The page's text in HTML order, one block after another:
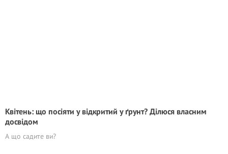
Квітень: що посіяти у відкритий у ґрунт? Ділюся власним
досвідом
А що садите ви?